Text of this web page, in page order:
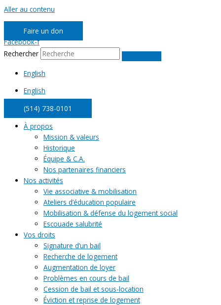
Aller au contenu
Faire un don
Facebook-f
Rechercher
English
English
(514) 738-0101
À propos
Mission & valeurs
Historique
Équipe & C.A.
Nos partenaires financiers
Nos activités
Vie associative & mobilisation
Ateliers d’éducation populaire
Mobilisation & défense du logement social
Escouade salubrité
Vos droits
Signature d’un bail
Recherche de logement
Augmentation de loyer
Problèmes en cours de bail
Cession de bail et sous-location
Éviction et reprise de logement